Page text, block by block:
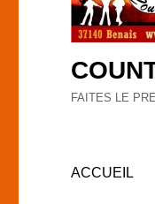
FAITES LE
ACCUEIL